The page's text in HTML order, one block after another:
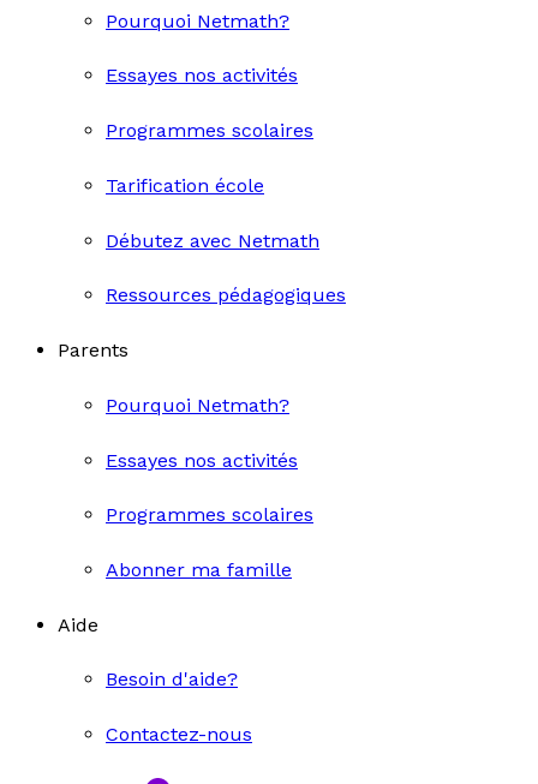
Pourquoi Netmath?
Essayes nos activités
Programmes scolaires
Tarification école
Débutez avec Netmath
Ressources pédagogiques
Parents
Pourquoi Netmath?
Essayes nos activités
Programmes scolaires
Abonner ma famille
Aide
Besoin d'aide?
Contactez-nous